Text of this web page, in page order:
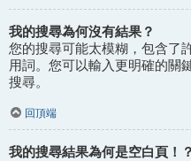
我的搜尋為何沒有結果？
您的搜尋可能太模糊，包含了
用詞。您可以輸入更明確的關
搜尋。
回頂端
我的搜尋結果為何是空白頁！？